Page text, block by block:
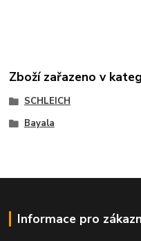
Zboží zařazeno v
SCHLEICH
Bayala
Informace pro